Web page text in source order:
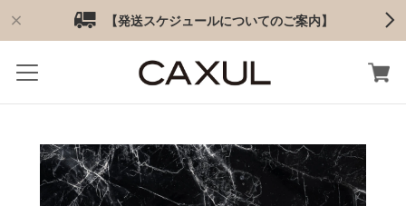
【発送スケジュールについてのご案内】